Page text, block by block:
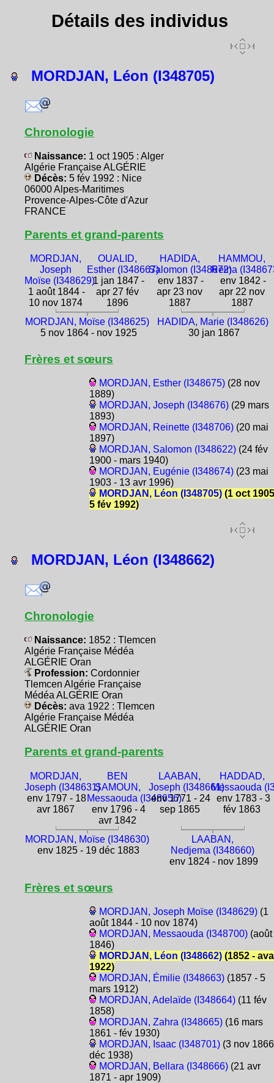
Détails des individus
MORDJAN, Léon (I348705)
Chronologie
Naissance: 1 oct 1905 : Alger
Algérie Française ALGÉRIE
Décès: 5 fév 1992 : Nice
06000 Alpes-Maritimes
Provence-Alpes-Côte d'Azur
FRANCE
Parents et grand-parents
MORDJAN,
Joseph
Moïse (I348629)
1 août 1844 -
10 nov 1874
OUALID,
Esther (I348667)
1 jan 1847 -
apr 27 fév
1896
HADIDA,
Salomon (I348672)
env 1837 -
apr 23 nov
1887
HAMMOU,
Reina
env 1842 -
apr 22 nov
1887
MORDJAN, Moïse (I348625)
5 nov 1864 - nov 1925
HADIDA, Marie (I348626)
30 jan 1867
Frères et sœurs
MORDJAN, Esther (I348675)(28 nov
1889)
MORDJAN, Joseph (I348676)(29 mars
1893)
MORDJAN, Reinette (I348706)(20 mai
1897)
MORDJAN, Salomon (I348622)(24 fév
1900 - mars 1940)
MORDJAN, Eugénie (I348674)(23 mai
1903 - 13 avr 1996)
MORDJAN, Léon (I348705)(1 oct
5 fév 1992)
MORDJAN, Léon (I348662)
Chronologie
Naissance: 1852 : Tlemcen
Algérie Française Médéa
ALGÉRIE Oran
Profession: Cordonnier
Tlemcen Algérie Française
Médéa ALGÉRIE Oran
Décès: ava 1922 : Tlemcen
Algérie Française Médéa
ALGÉRIE Oran
Parents et grand-parents
MORDJAN,
Joseph (I348631)
env 1797 - 18
avr 1867
BEN
SAMOUN,
Messaouda (I348656)
env 1796 - 4
avr 1842
LAABAN,
Joseph (I348661)
env 1771 - 24
sep 1865
HADDAD,
Messaouda
env 1783 - 3
fév 1863
MORDJAN, Moïse (I348630)
env 1825 - 19 déc 1883
LAABAN,
Nedjema (I348660)
env 1824 - nov 1899
Frères et sœurs
MORDJAN, Joseph Moïse (I348629)(1
août 1844 - 10 nov 1874)
MORDJAN, Messaouda (I348700)(août
1846)
MORDJAN, Léon (I348662)(1852 - ava
1922)
MORDJAN, Émilie (I348663)(1857 - 5
mars 1912)
MORDJAN, Adelaïde (I348664)(11 fév
1858)
MORDJAN, Zahra (I348665)(16 mars
1861 - fév 1930)
MORDJAN, Isaac (I348701)(3 nov
déc 1938)
MORDJAN, Bellara (I348666)(21 avr
1871 - apr 1909)